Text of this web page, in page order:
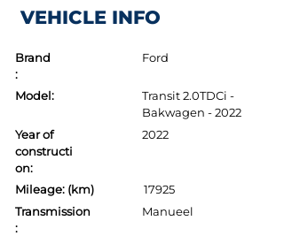
VEHICLE INFO
Brand
:
Model:
Ford
Transit 2.0TDCi -
Bakwagen - 2022
Year of
constructi
on:
2022
Mileage: (km)
17925
Transmission
:
Manueel